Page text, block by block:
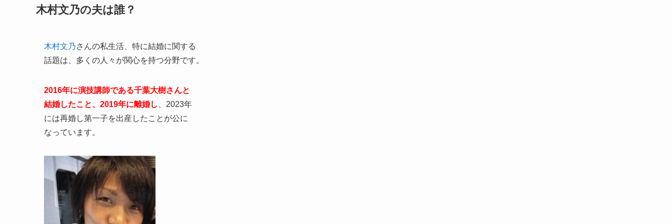
木村文乃の夫は誰？
木村文乃さんの私生活、特に結婚に関する
話題は、多くの人々が関心を持つ分野です。
2016年に演技講師である千葉大樹さんと
結婚したこと、2019年に離婚し
、2023年
には再婚し第一子を出産したことが公に
なっています。